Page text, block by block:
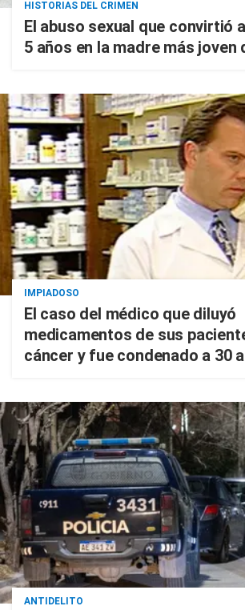
HISTORIAS DEL CRIMEN
El abuso sexual que convirtió
5 años en la madre más joven
IMPIADOSO
El caso del médico que diluyó
medicamentos de sus
cáncer y fue condenado a 30
ANTIDELITO